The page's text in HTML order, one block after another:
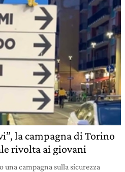
la campagna di Torino
rivolta ai giovani
una campagna sulla sicurezza